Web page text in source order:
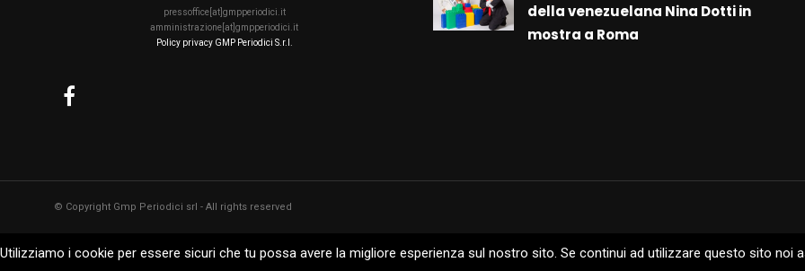
pressoffice[at]gmpperiodici.it
amministrazione[at]gmpperiodici.it
Policy privacy GMP Periodici S.r.l.
della venezuelana Nina Dotti in
mostra a Roma
© Copyright Gmp Periodici srl - All rights reserved
Utilizziamo i cookie per essere sicuri che tu possa avere la migliore esperienza sul nostro sito. Se continui ad utilizzare questo sito noi